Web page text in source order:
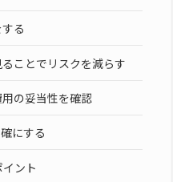
る
ことでリスクを減らす
の妥当性を確認
にする
ント